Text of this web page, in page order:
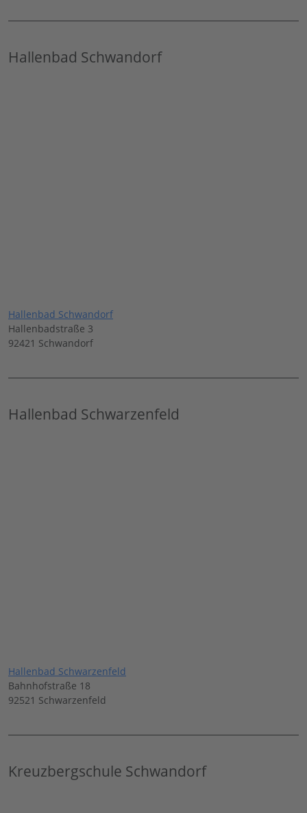
Hallenbad Schwandorf
Hallenbad Schwandorf
Hallenbadstraße 3
92421 Schwandorf
Hallenbad Schwarzenfeld
Hallenbad Schwarzenfeld
Bahnhofstraße 18
92521 Schwarzenfeld
Kreuzbergschule Schwandorf